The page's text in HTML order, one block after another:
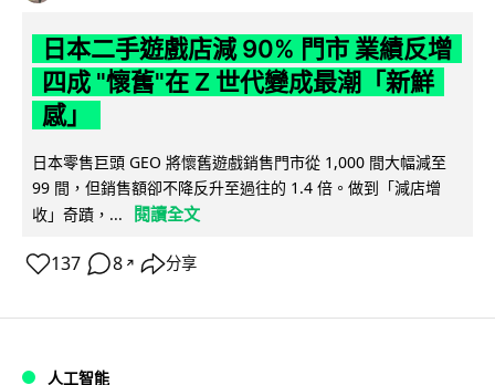
日本二手遊戲店減 90% 門市 業績反增
四成 "懷舊"在 Z 世代變成最潮「新鮮
感」
日本零售巨頭 GEO 將懷舊遊戲銷售門市從 1,000 間大幅減至
99 間，但銷售額卻不降反升至過往的 1.4 倍。做到「減店增
收」奇蹟，...
閱讀全文
137 8 ↗ 分享
人工智能